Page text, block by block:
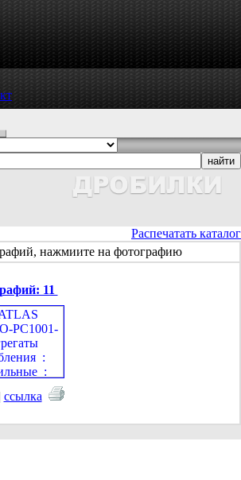
Распечатать каталог
нажмиите на фотографию
11
ссылка